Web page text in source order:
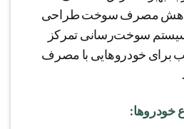
کاهش مصرف سوخت طراحی
سیستم سوخت‌رسانی تمرکز
برای خودروهایی با مصرف
خودروها: